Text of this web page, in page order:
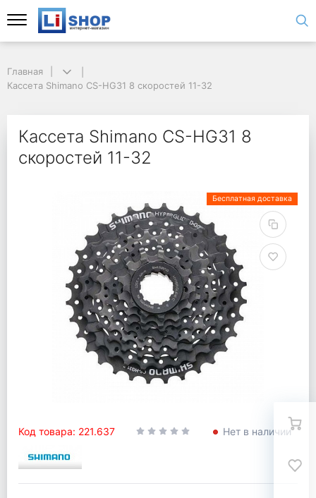
Главная
Кассета Shimano CS-HG31 8 скоростей 11-32
Кассета Shimano CS-HG31 8
скоростей 11-32
Бесплатная доставка
Код товара: 221.637 Нет в наличии